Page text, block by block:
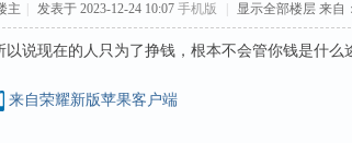
主 发表于 2023-12-24 10:07 手机版 显示全部楼层 来自
以说现在的人只为了挣钱，根本不会管你钱是什
来自荣耀新版苹果客户端